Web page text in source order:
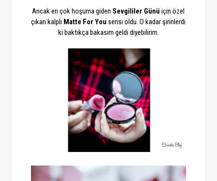
Ancak en çok hoşuma giden Sevgililer Günüiçin özel
çıkan kalpli Matte For Youserisi oldu. O kadar şirinlerdi
ki baktıkça bakasım geldi diyebilirim.